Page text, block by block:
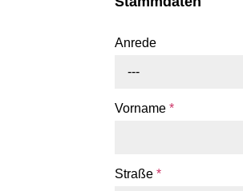
Anrede
---
Vorname *
Straße *